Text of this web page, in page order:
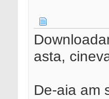
asta,
De-aia am